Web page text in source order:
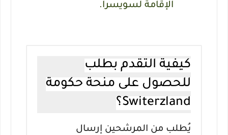
الإقامة لسويسرا.
كيفية التقدم بطلب
للحصول على منحة حكومة
Switerzland؟
يُطلب من المرشحين إرسال